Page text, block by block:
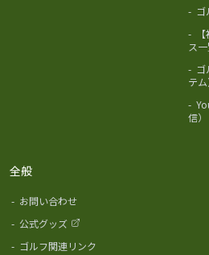
-
-
ス
-
テム
-
信）
全般
- お問い合わせ
- 公式グッズ
- ゴルフ関連リンク